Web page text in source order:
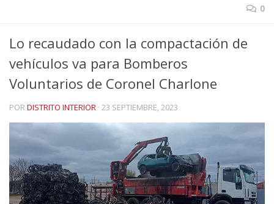
0
Lo recaudado con la compactación de
vehículos va para Bomberos
Voluntarios de Coronel Charlone
PORDISTRITO INTERIOR · 23 SEPTIEMBRE, 2023